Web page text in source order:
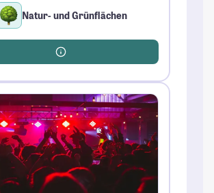
Natur- und Grünflächen